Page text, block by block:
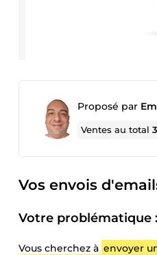
Proposé par
Ventes au total
Vos envois
Votre problématique :
Vous cherchez à envoyer